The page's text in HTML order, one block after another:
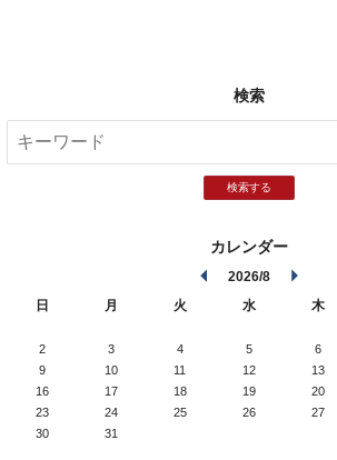
検索
検索する
カレンダー
2026/8
日
月 火 水 木
2
3 4 5 6
9
10 11 12 13
16
17 18 19 20
23
24 25 26 27
30
31